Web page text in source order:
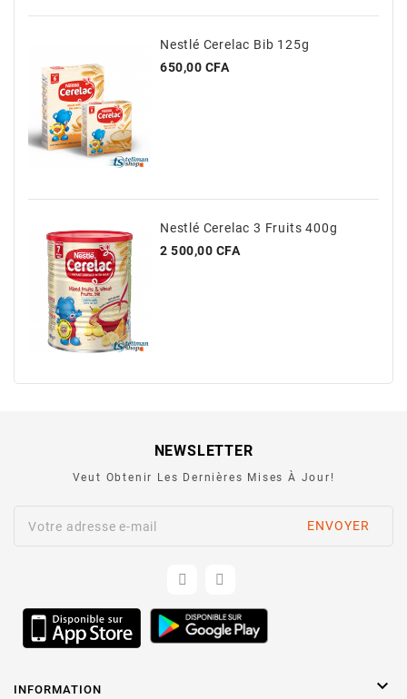
Nestlé Cerelac Bib 125g
Prix
650,00 CFA
Nestlé Cerelac 3 Fruits 400g
Prix
2 500,00 CFA
NEWSLETTER
Veut Obtenir Les Dernières Mises À Jour!
INFORMATION 